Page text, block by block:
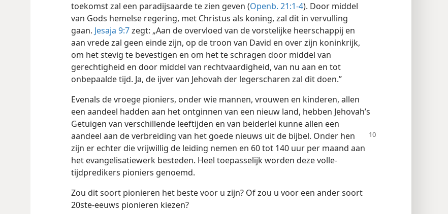
toekomst zal een paradijsaarde te zien geven (Openb. 21:1-4). Door middel
van Gods hemelse regering, met Christus als koning, zal dit in vervulling
gaan. Jesaja 9:7zegt: „Aan de overvloed van de vorstelijke heerschappij en
aan vrede zal geen einde zijn, op de troon van David en over zijn koninkrijk,
om het stevig te bevestigen en om het te schragen door middel van
gerechtigheid en door middel van rechtvaardigheid, van nu aan en tot
onbepaalde tijd. Ja, de ijver van Jehovah der legerscharen zal dit doen.”
Evenals de vroege pioniers, onder wie mannen, vrouwen en kinderen, allen
een aandeel hadden aan het ontginnen van een nieuw land, hebben Jehovah’s
Getuigen van verschillende leeftijden en van beiderlei kunne allen een
aandeel aan de verbreiding van het goede nieuws uit de bijbel. Onder hen
zijn er echter die vrijwillig de leiding nemen en 60 tot 140 uur per maand aan
het evangelisatiewerk besteden. Heel toepasselijk worden deze volle-
tijdpredikers pioniers genoemd.
Zou dit soort pionieren het beste voor u zijn? Of zou u voor een ander soort
20ste-eeuws pionieren kiezen?